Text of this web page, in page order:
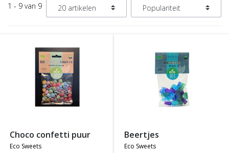
1 - 9 van 9
choco confetti puur
eco sweets
beertjes
eco sweets